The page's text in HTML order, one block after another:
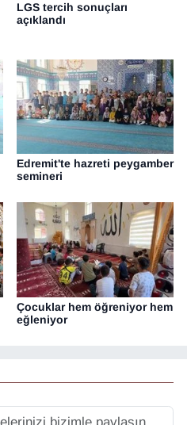
LGS tercih sonuçları
açıklandı
Edremit'te hazreti peygamber
semineri
Çocuklar hem öğreniyor hem
eğleniyor